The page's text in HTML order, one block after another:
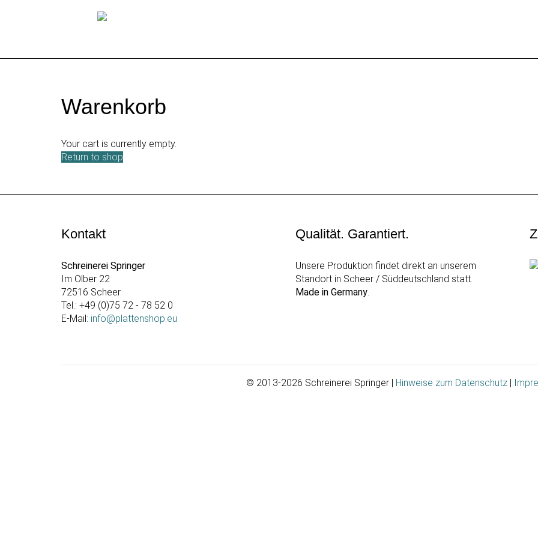
Warenkorb
Your cart is currently empty.
Return to shop
Kontakt
Schreinerei Springer
Im Olber 22
72516 Scheer
Tel.: +49 (0)75 72 - 78 52 0
E-Mail: info@plattenshop.eu
Qualität. Garantiert.
Unsere Produktion findet direkt an unserem
Standort in Scheer / Süddeutschland statt.
Made in Germany.
© 2013-2026 Schreinerei Springer | Hinweise zum Datenschutz |